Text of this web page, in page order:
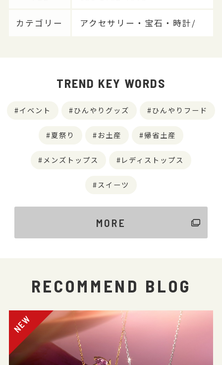
カテゴリー アクセサリー・宝石・時計/
TREND KEY WORDS
イベント ひんやりグッズ ひんやりフード
夏祭り お土産 帰省土産
メンズトップス レディストップス
スイーツ
MORE
RECOMMEND BLOG